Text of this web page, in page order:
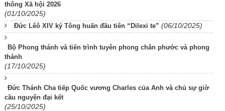
thông Xã hội 2026
(01/10/2025)
Đức Lêô XIV ký Tông huấn đầu tiên “Dilexi te” (06/10/2025)
Bộ Phong thánh và tiến trình tuyên phong chân phước và phong
thánh
(17/10/2025)
Đức Thánh Cha tiếp Quốc vương Charles của Anh và chủ sự giờ
cầu nguyện đại kết
(25/10/2025)